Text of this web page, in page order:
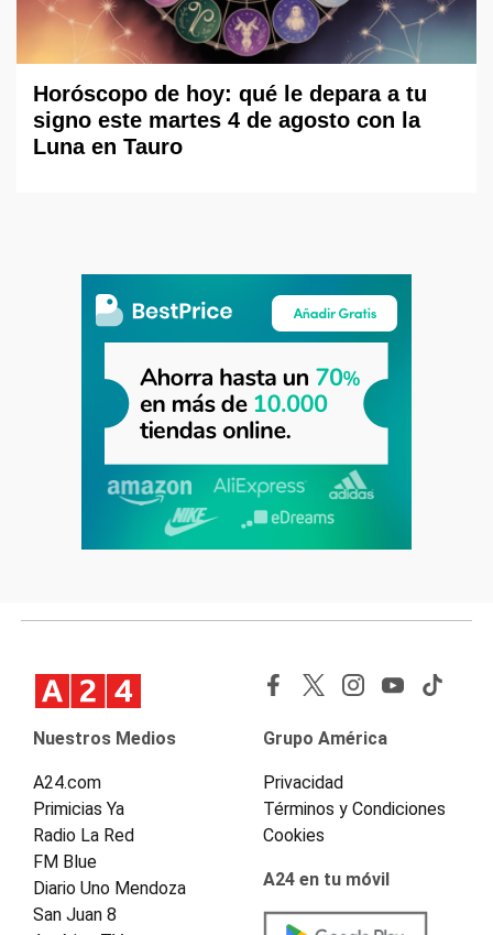
Horóscopo de hoy: qué le depara a tu
signo este martes 4 de agosto con la
Luna en Tauro
Nuestros Medios
A24.com
Primicias Ya
Radio La Red
FM Blue
Diario Uno Mendoza
San Juan 8
Grupo América
Privacidad
Términos y Condiciones
Cookies
A24 en tu móvil